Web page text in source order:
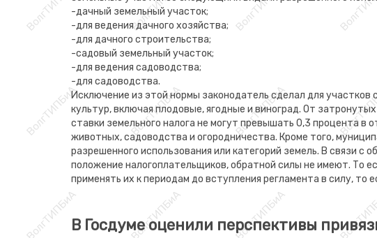
-дачный земельный участок;
-для ведения дачного хозяйства;
-для дачного строительства;
-садовый земельный участок;
-для ведения садоводства;
-для садоводства.
Исключение из этой нормы законодатель сделал для
культур, включая плодовые, ягодные и виноград. От
ставки земельного налога не могут превышать 0,3 процента в
животных, садоводства и огородничества. Кроме того,
разрешенного использования или категорий земель. В
положение налогоплательщиков, обратной силы не имеют. То
применять их к периодам до вступления регламента в силу,
В Госдуме оценили перспективы